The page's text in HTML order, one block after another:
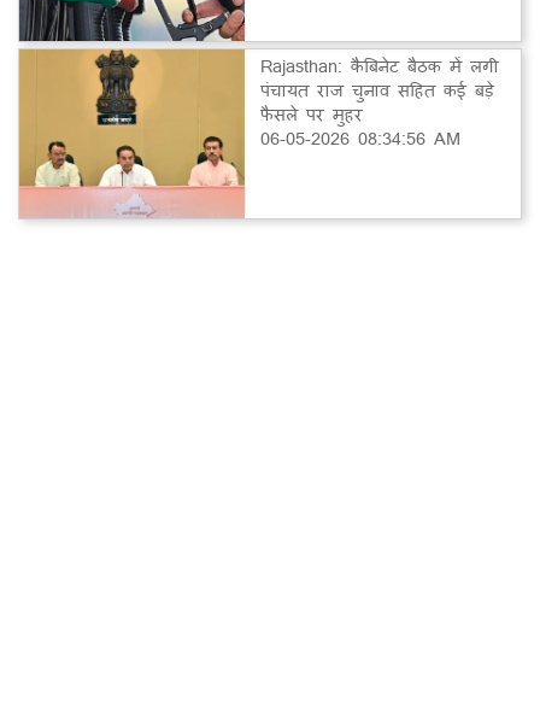
Rajasthan: कैबिनेट बैठक में लगी
पंचायत राज चुनाव सहित कई बड़े
फैसले पर मुहर
06-05-2026 08:34:56 AM